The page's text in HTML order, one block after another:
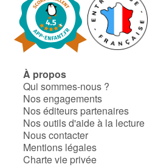
À propos
Qui sommes-nous ?
Nos engagements
Nos éditeurs partenaires
Nos outils d'aide à la lecture
Nous contacter
Mentions légales
Charte vie privée